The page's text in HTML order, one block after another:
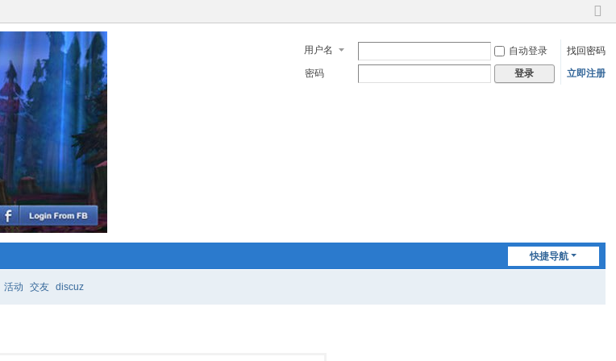
切
到
窄
用户名 自动登录
找回密码
密码
登录 立即注册
快捷导航
活动 交友 discuz